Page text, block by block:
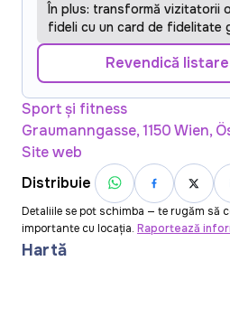
În plus: transformă vizitatorii
fideli cu un card de fidelitate
Revendică
Sport și fitness
Graumanngasse, 1150 Wien,
Site web
Distribuie
Detaliile se pot schimba — te rugăm să
importante cu locația. Raportează
Hartă